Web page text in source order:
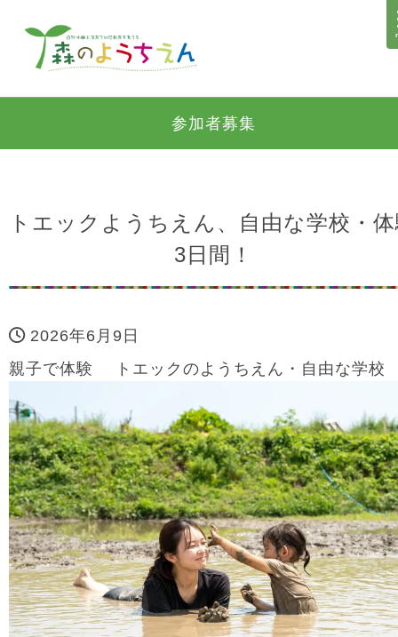
参加者募集
トエックようちえん、自由な学校・
3日間！
2026年6月9日
親子で体験 トエックのようちえん・自由な学校